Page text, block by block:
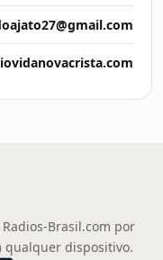
Brasil.com por
dispositivo.